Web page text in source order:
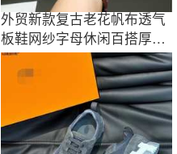
外贸新款复古老花帆布透气
板鞋网纱字母休闲百搭厚底
小白鞋潮牌男